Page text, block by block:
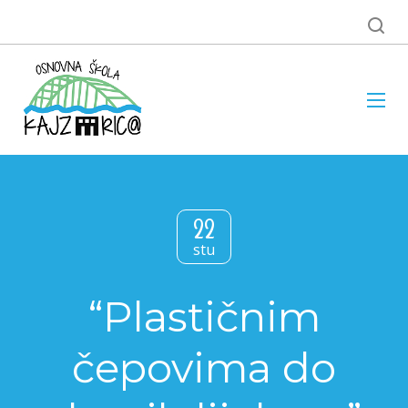
22
stu
“Plastičnim
čepovima do